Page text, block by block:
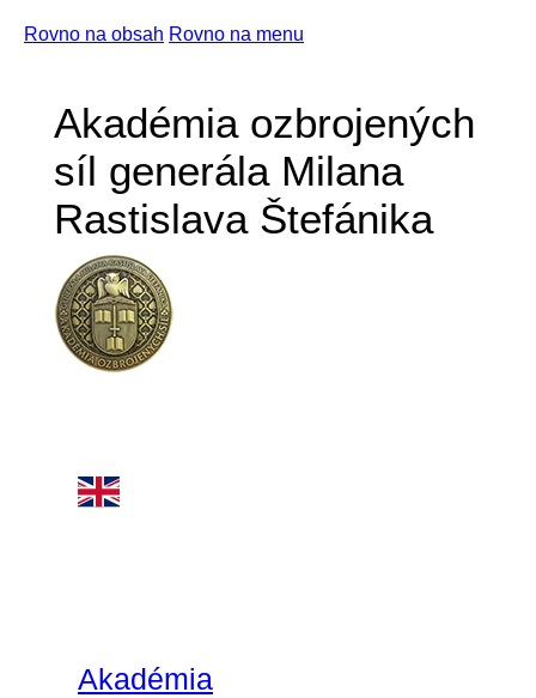
Rovno na obsah Rovno na menu
Akadémia ozbrojených
síl generála Milana
Rastislava Štefánika
Akadémia